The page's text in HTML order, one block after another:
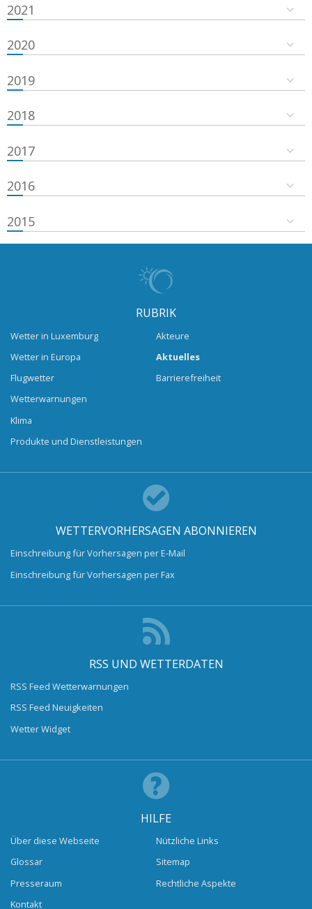
2021
2020
2019
2018
2017
2016
2015
RUBRIK
Wetter in Luxemburg
Wetter in Europa
Flugwetter
Wetterwarnungen
Klima
Produkte und Dienstleistungen
Akteure
Aktuelles
Barrierefreiheit
WETTERVORHERSAGEN ABONNIEREN
Einschreibung für Vorhersagen per E-Mail
Einschreibung für Vorhersagen per Fax
RSS UND WETTERDATEN
RSS Feed Wetterwarnungen
RSS Feed Neuigkeiten
Wetter Widget
HILFE
Über diese Webseite
Glossar
Presseraum
Kontakt
Nützliche Links
Sitemap
Rechtliche Aspekte